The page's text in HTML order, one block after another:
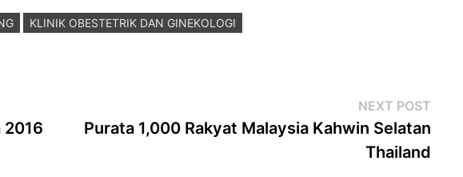
KLINIK OBESTETRIK DAN GINEKOLOGI
2016
NEXT POSTNext
Purata 1,000 Rakyat Malaysia Kahwin Selatan
Thailand